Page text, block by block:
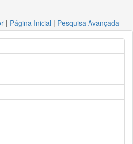
| Página Inicial | Pesquisa Avançada